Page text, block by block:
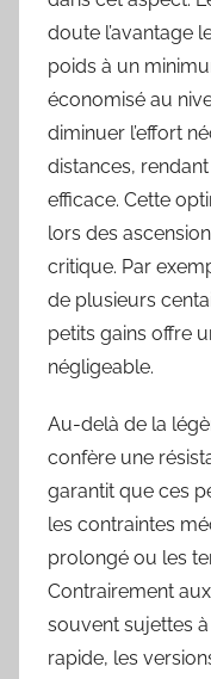
doute l’avantage
poids à un
économisé au
diminuer l’effort
distances,
efficace. Cette
lors des
critique. Par
de plusieurs
petits gains offre
négligeable.
Au-delà de la
confère une
garantit que ces
les contraintes
prolongé ou les
Contrairement
souvent sujettes
rapide, les